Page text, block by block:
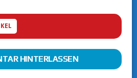
HINTERLASSEN